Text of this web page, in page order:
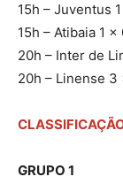
15h – Juventus
15h – Atibaia 1 x
20h – Inter de
20h – Linense 3
GRUPO 1